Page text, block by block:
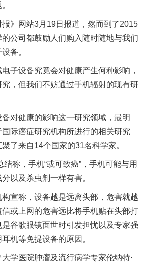
报》网站3月19日报道，然而到了2015
公司都鼓励人们购入随时随地与我们
备。
子设备究竟会对健康产生何种影响，
，但我们不妨通过手机辐射的现有研
对健康的影响这一研究领域，最明
际癌症研究机构所进行的相关研究
了来自14个国家的31名科学家。
结称，手机“或可致癌”，手机可能与用
以及杀虫剂一样有害。
构宣称，设备越是远离头部，危害就越
或上网的危害远比将手机贴在头部打
谷歌眼镜面世时引发担忧以及专家强
机等免提设备的原因。
学医院肿瘤及流行病学专家伦纳特·